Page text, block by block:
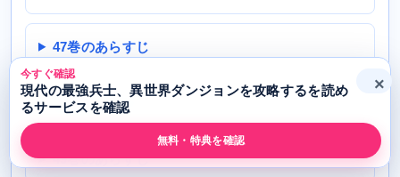
47巻のあらすじ
48巻のあらすじ
49巻のあらすじ
今すぐ確認
現代の最強兵士、異世界ダンジョンを攻略するを読め
るサービスを確認
無料・特典を確認
×